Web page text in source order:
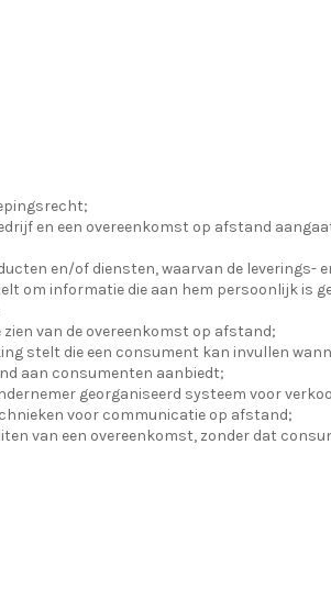
en een overeenkomst op afstand
en/of diensten, waarvan de leverings-
om informatie die aan hem persoonlijk is
van de overeenkomst op afstand;
stelt die een consument kan invullen
aan consumenten aanbiedt;
georganiseerd systeem voor
voor communicatie op afstand;
van een overeenkomst, zonder dat